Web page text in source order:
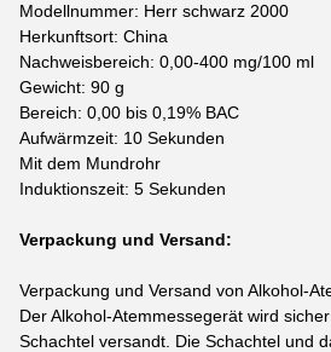
Modellnummer: Herr schwarz 2000
Herkunftsort: China
Nachweisbereich: 0,00-400 mg/100 ml
Gewicht: 90 g
Bereich: 0,00 bis 0,19% BAC
Aufwärmzeit: 10 Sekunden
Mit dem Mundrohr
Induktionszeit: 5 Sekunden
Verpackung und Versand:
Verpackung und Versand von Alkohol-
Der Alkohol-Atemmessegerät wird
Schachtel versandt. Die Schachtel und